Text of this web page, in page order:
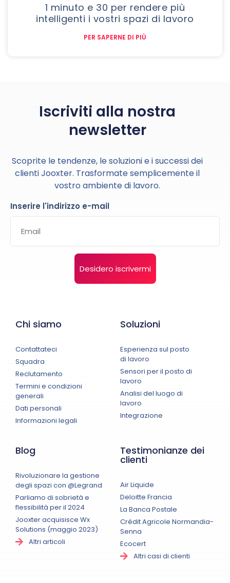
1 minuto e 30 per rendere più
intelligenti i vostri spazi di lavoro
PER SAPERNE DI PIÙ
Iscriviti alla nostra
newsletter
Scoprite le tendenze, le soluzioni e i successi dei
clienti Jooxter. Trasformate semplicemente il
vostro ambiente di lavoro.
Inserire l'indirizzo e-mail
Desidero iscrivermi
Chi siamo
Contattateci
Squadra
Reclutamento
Termini e condizioni
generali
Dati personali
Informazioni legali
Soluzioni
Esperienza sul posto
di lavoro
Sensori per il posto di
lavoro
Analisi del luogo di
lavoro
Integrazione
Blog
Rivoluzionare la gestione
degli spazi con @Legrand
Parliamo di sobrietà e
flessibilità per il 2024
Jooxter acquisisce Wx
Solutions (maggio 2023)
Altri articoli
Testimonianze dei
clienti
Air Liquide
Deloitte Francia
La Banca Postale
Crédit Agricole Normandia-
Senna
Ecocert
Altri casi di clienti